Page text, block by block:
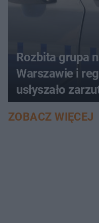
Rozbita grupa
Warszawie i
usłyszało
ZOBACZ WIĘCEJ